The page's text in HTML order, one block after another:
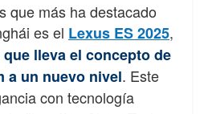
que más ha destacado
es el Lexus ES 2025,
lleva el concepto de
a un nuevo nivel. Este
con tecnología